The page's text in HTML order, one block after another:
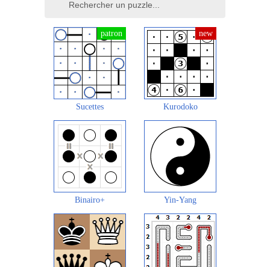
Sucettes Kurodoko
Binairo+ Yin-Yang